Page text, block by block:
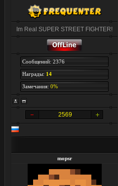
Im Real SUPER STREET FIGHTER!
Сообщений: 2376
Награды: 14
Замечания: 0%
2569
mopsr